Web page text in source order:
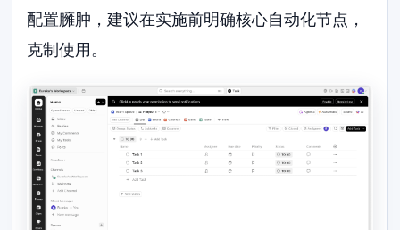
配置臃肿，建议在实施前明确核心自动化节点，
克制使用。